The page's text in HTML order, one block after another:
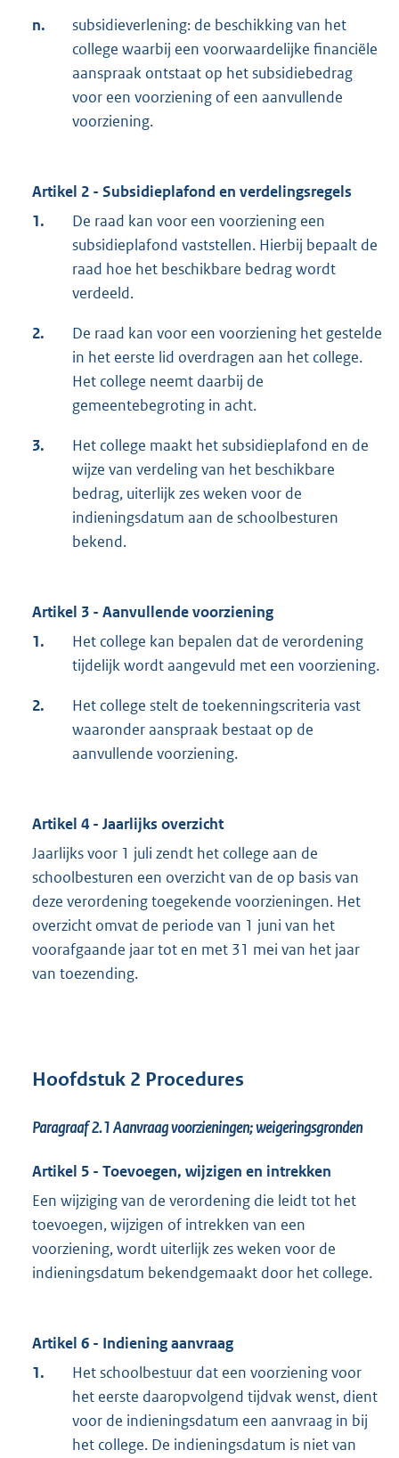
n.
subsidieverlening: de beschikking van het
college waarbij een voorwaardelijke financiële
aanspraak ontstaat op het subsidiebedrag
voor een voorziening of een aanvullende
voorziening.
Artikel 2 - Subsidieplafond en verdelingsregels
1.
De raad kan voor een voorziening een
subsidieplafond vaststellen. Hierbij bepaalt de
raad hoe het beschikbare bedrag wordt
verdeeld.
2.
De raad kan voor een voorziening het gestelde
in het eerste lid overdragen aan het college.
Het college neemt daarbij de
gemeentebegroting in acht.
3.
Het college maakt het subsidieplafond en de
wijze van verdeling van het beschikbare
bedrag, uiterlijk zes weken voor de
indieningsdatum aan de schoolbesturen
bekend.
Artikel 3 - Aanvullende voorziening
1.
Het college kan bepalen dat de verordening
tijdelijk wordt aangevuld met een voorziening.
2.
Het college stelt de toekenningscriteria vast
waaronder aanspraak bestaat op de
aanvullende voorziening.
Artikel 4 - Jaarlijks overzicht
Jaarlijks voor 1 juli zendt het college aan de
schoolbesturen een overzicht van de op basis van
deze verordening toegekende voorzieningen. Het
overzicht omvat de periode van 1 juni van het
voorafgaande jaar tot en met 31 mei van het jaar
van toezending.
Hoofdstuk 2 Procedures
Paragraaf 2.1 Aanvraag voorzieningen; weigeringsgronden
Artikel 5 - Toevoegen, wijzigen en intrekken
Een wijziging van de verordening die leidt tot het
toevoegen, wijzigen of intrekken van een
voorziening, wordt uiterlijk zes weken voor de
indieningsdatum bekendgemaakt door het college.
Artikel 6 - Indiening aanvraag
1.
Het schoolbestuur dat een voorziening voor
het eerste daaropvolgend tijdvak wenst, dient
voor de indieningsdatum een aanvraag in bij
het college. De indieningsdatum is niet van